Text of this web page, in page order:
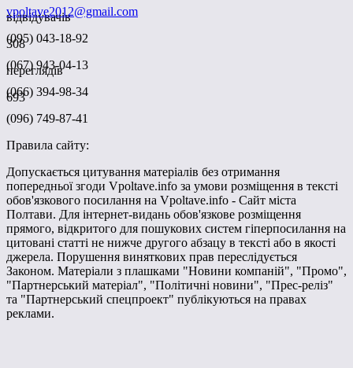
відвідувачів
308
переглядів
693
vpoltave2012@gmail.com
(095) 043-18-92
(067) 943-04-13
(066) 394-98-34
(096) 749-87-41
Правила сайту:
Допускається цитування матеріалів без отримання
попередньої згоди Vpoltave.info за умови розміщення в тексті
обов'язкового посилання на Vpoltave.info - Сайт міста
Полтави. Для інтернет-видань обов'язкове розміщення
прямого, відкритого для пошукових систем гіперпосилання на
цитовані статті не нижче другого абзацу в тексті або в якості
джерела. Порушення виняткових прав переслідується
Законом. Матеріали з плашками "Новини компаній", "Промо",
"Партнерський матеріал", "Політичні новини", "Прес-реліз"
та "Партнерський спецпроект" публікуються на правах
реклами.